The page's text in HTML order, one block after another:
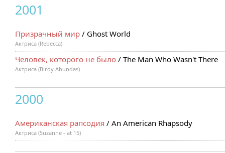
2001
Призрачный мир / Ghost World
Актриса (Rebecca)
Человек, которого не было / The Man Who Wasn't There
Актриса (Birdy Abundas)
2000
Американская рапсодия / An American Rhapsody
Актриса (Suzanne - at 15)